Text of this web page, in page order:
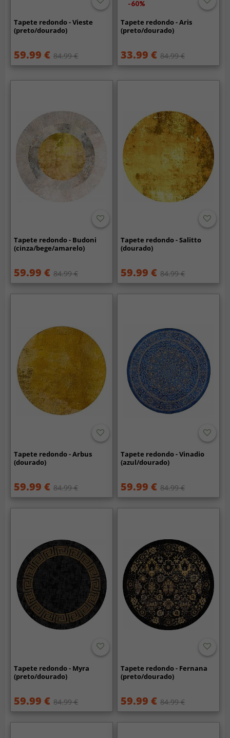
Tapete redondo - Vieste
(preto/dourado)
59.99 € 84.99 €
-60%
Tapete redondo - Aris
(preto/dourado)
33.99 € 84.99 €
Tapete redondo - Budoni
(cinza/bege/amarelo)
59.99 € 84.99 €
Tapete redondo - Salitto
(dourado)
59.99 € 84.99 €
Tapete redondo - Arbus
(dourado)
59.99 € 84.99 €
Tapete redondo - Vinadio
(azul/dourado)
59.99 € 84.99 €
Tapete redondo - Myra
(preto/dourado)
59.99 € 84.99 €
Tapete redondo - Fernana
(preto/dourado)
59.99 € 84.99 €